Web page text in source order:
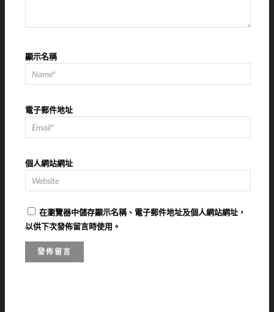
顯示名稱
電子郵件地址
個人網站網址
在瀏覽器中儲存顯示名稱、電子郵件地址及個人網站網址，
以供下次發佈留言時使用。